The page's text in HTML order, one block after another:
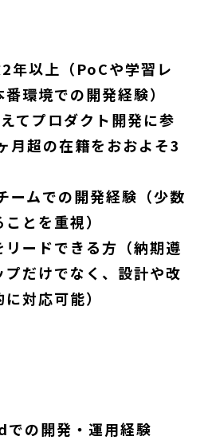
年以上（PoCや学習レ
環境での開発経験）
てプロダクト開発に参
月超の在籍をおおよそ3
ームでの開発経験（少数
とを重視）
リードできる方（納期遵
だけでなく、設計や改
対応可能）
の開発・運用経験